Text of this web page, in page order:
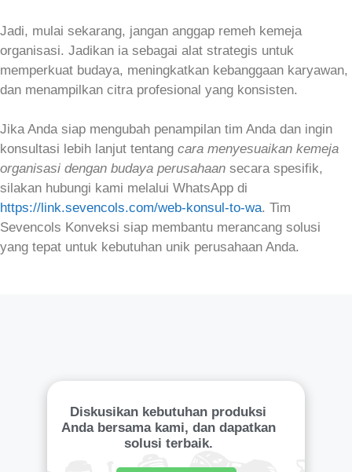
Jadi, mulai sekarang, jangan anggap remeh kemeja
organisasi. Jadikan ia sebagai alat strategis untuk
memperkuat budaya, meningkatkan kebanggaan karyawan,
dan menampilkan citra profesional yang konsisten.
Jika Anda siap mengubah penampilan tim Anda dan ingin
konsultasi lebih lanjut tentang cara menyesuaikan kemeja
organisasi dengan budaya perusahaan secara spesifik,
silakan hubungi kami melalui WhatsApp di
https://link.sevencols.com/web-konsul-to-wa. Tim
Sevencols Konveksi siap membantu merancang solusi
yang tepat untuk kebutuhan unik perusahaan Anda.
Diskusikan kebutuhan produksi
Anda bersama kami, dan dapatkan
solusi terbaik.